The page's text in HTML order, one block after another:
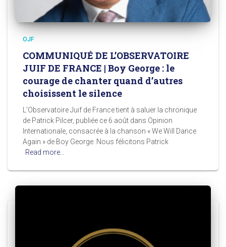
OJF
COMMUNIQUÉ DE L’OBSERVATOIRE
JUIF DE FRANCE | Boy George : le
courage de chanter quand d’autres
choisissent le silence
L’Observatoire Juif de France tient à saluer la chronique
de Patrick Pilcer, publiée ce 6 août dans Opinion
Internationale, consacrée à la chanson « We Will Dance
Again » de Boy George. Nous félicitons Patrick
Read more…